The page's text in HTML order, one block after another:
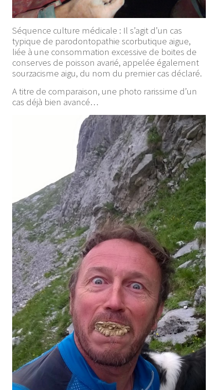
Séquence culture médicale : Il s’agit d’un cas
typique de parodontopathie scorbutique aigue,
liée à une consommation excessive de boites de
conserves de poisson avarié, appelée également
sourzacisme aigu, du nom du premier cas déclaré.
A titre de comparaison, une photo rarissime d’un
cas déjà bien avancé…